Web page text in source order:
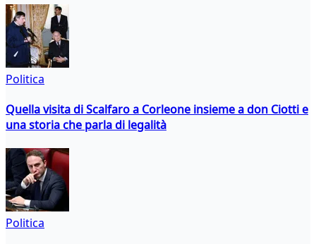
Politica
Quella visita di Scalfaro a Corleone insieme a don Ciotti e
una storia che parla di legalità
Politica